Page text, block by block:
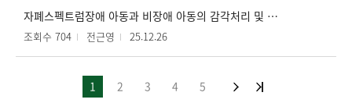
자폐스펙트럼장애 아동과 비장애 아동의 감각처리 및 식행동이 어머니의 아동 식행동 관련 스트레스에 미치는 영향
조회수 704 전근영 25.12.26
1 2 3 4 5